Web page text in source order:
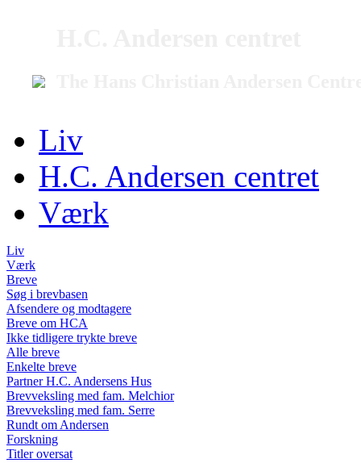
Liv
H.C. Andersen centret
Værk
Liv
Værk
Breve
Søg i brevbasen
Afsendere og modtagere
Breve om HCA
Ikke tidligere trykte breve
Alle breve
Enkelte breve
Partner H.C. Andersens Hus
Brevveksling med fam. Melchior
Brevveksling med fam. Serre
Rundt om Andersen
Forskning
Titler oversat